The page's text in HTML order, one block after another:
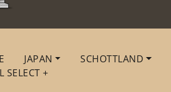
JAPAN SCHOTTLAND
SELECT +